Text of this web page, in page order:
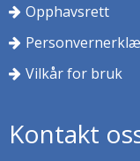
Opphavsrett
Vilkår for bruk
Kontakt